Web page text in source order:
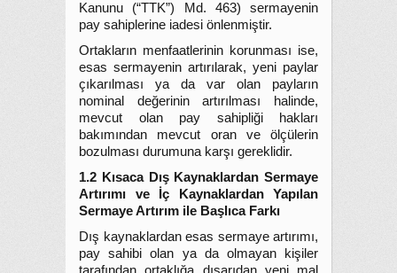
Kanunu (“TTK”) Md. 463) sermayenin
pay sahiplerine iadesi önlenmiştir.
Ortakların menfaatlerinin korunması ise,
esas sermayenin artırılarak, yeni paylar
çıkarılması ya da var olan payların
nominal değerinin artırılması halinde,
mevcut olan pay sahipliği hakları
bakımından mevcut oran ve ölçülerin
bozulması durumuna karşı gereklidir.
1.2 Kısaca Dış Kaynaklardan Sermaye
Artırımı ve İç Kaynaklardan Yapılan
Sermaye Artırım ile Başlıca Farkı
Dış kaynaklardan esas sermaye artırımı,
pay sahibi olan ya da olmayan kişiler